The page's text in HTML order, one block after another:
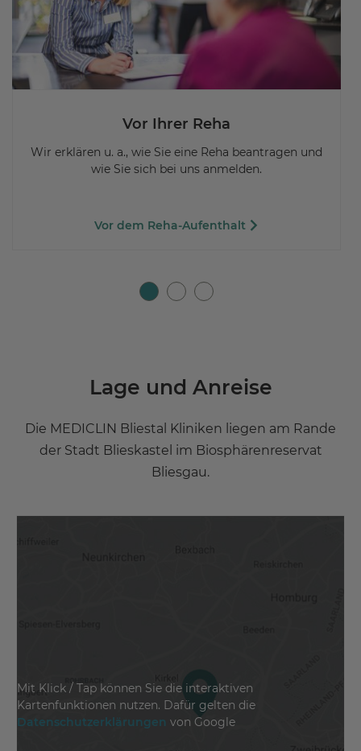
Vor Ihrer Reha
Wir erklären u. a., wie Sie eine Reha beantragen und
wie Sie sich bei uns anmelden.
Vor dem Reha-Aufenthalt
Lage und Anreise
Die MEDICLIN Bliestal Kliniken liegen am Rande
der Stadt Blieskastel im Biosphärenreservat
Bliesgau.
Mit Klick / Tap können Sie die interaktiven
Kartenfunktionen nutzen. Dafür gelten die
Datenschutzerklärungen von Google